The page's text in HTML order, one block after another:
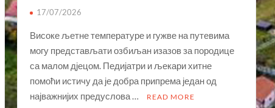
17/07/2026
Високе љетне температуре и гужве на путевима
могу представљати озбиљан изазов за породице
са малом дјецом. Педијатри и љекари хитне
помоћи истичу да је добра припрема један од
најважнијих предуслова …
READ MORE